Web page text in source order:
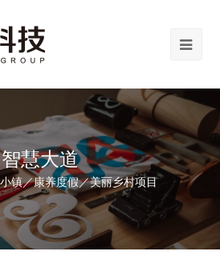
智慧大道
镇／康养度假／美丽乡村项目